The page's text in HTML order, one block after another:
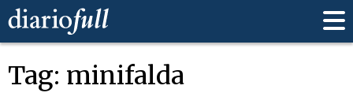
Tag: minifalda